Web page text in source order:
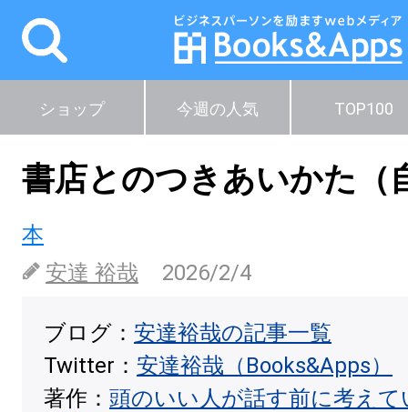
ショップ 今週の人気 TOP100
書店とのつきあいかた（
本
安達 裕哉
2026/2/4
ブログ： 安達裕哉の記事一覧
Twitter： 安達裕哉（Books&Apps）
著作： 頭のいい人が話す前に考え